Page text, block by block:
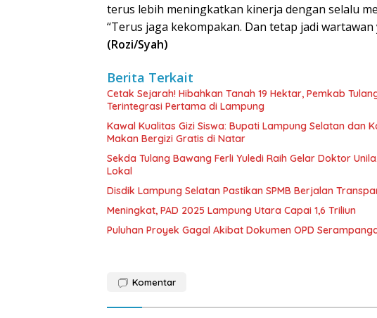
terus lebih meningkatkan kinerja dengan selalu
“Terus jaga kekompakan. Dan tetap jadi
(Rozi/Syah)
Berita Terkait
Cetak Sejarah! Hibahkan Tanah 19 Hektar, Pemkab
Terintegrasi Pertama di Lampung
Kawal Kualitas Gizi Siswa: Bupati Lampung Selatan dan
Makan Bergizi Gratis di Natar
Sekda Tulang Bawang Ferli Yuledi Raih Gelar Doktor
Lokal
Disdik Lampung Selatan Pastikan SPMB Berjalan
Meningkat, PAD 2025 Lampung Utara Capai 1,6 Triliun
Puluhan Proyek Gagal Akibat Dokumen OPD
Komentar